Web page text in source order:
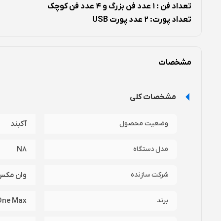
تعداد فن : 1 عدد فن بزرگ و 4 عدد فن کوچک
تعداد پورت: 2 عدد پورت USB
مشخصات
مشخصات کلی
وضعیت محصول آکبند
مدل دستگاه N8
شرکت سازنده وان
برند Max